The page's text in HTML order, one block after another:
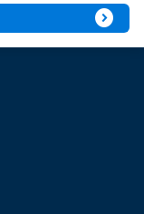
expand_circle_right